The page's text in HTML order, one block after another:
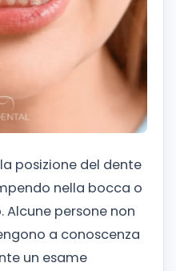
posizione del dente
nella bocca o
persone non
a conoscenza
un esame